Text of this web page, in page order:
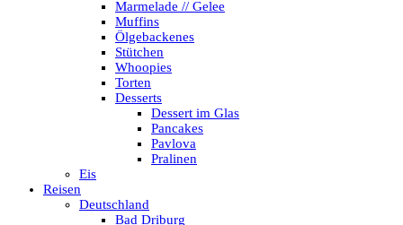
Marmelade // Gelee
Muffins
Ölgebackenes
Stütchen
Whoopies
Torten
Desserts
Dessert im Glas
Pancakes
Pavlova
Pralinen
Eis
Reisen
Deutschland
Bad Driburg